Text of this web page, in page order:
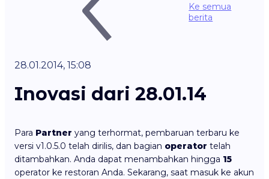
Ke semua
berita
28.01.2014, 15:08
Inovasi dari 28.01.14
Para Partner yang terhormat, pembaruan terbaru ke
versi v1.0.5.0 telah dirilis, dan bagian operator telah
ditambahkan. Anda dapat menambahkan hingga 15
operator ke restoran Anda. Sekarang, saat masuk ke akun